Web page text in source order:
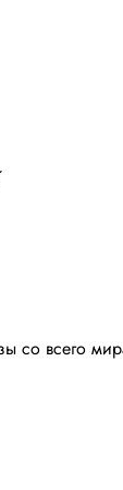
со всего